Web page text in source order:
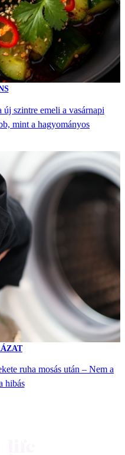
új szintre emeli a vasárnapi
mint a hagyományos
ruha mosás után – Nem a
hibás